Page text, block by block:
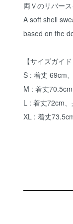
両Ｖのリバー
A soft shell
based on the
【サイズガイド
S : 着丈 69cm
M : 着丈
L : 着丈72cm
XL : 着丈